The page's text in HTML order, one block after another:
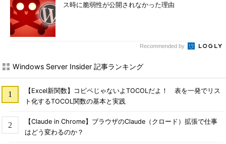
ス時に脆弱性が公開されなかった理由
Recommended by
Windows Server Insider 記事ランキング
【Excel新関数】コピペじゃないよTOCOLだよ！ 表を一発でリス
ト化するTOCOL関数の基本と実践
【Claude in Chrome】ブラウザのClaude（クロード）拡張で仕事
はどう変わるのか？